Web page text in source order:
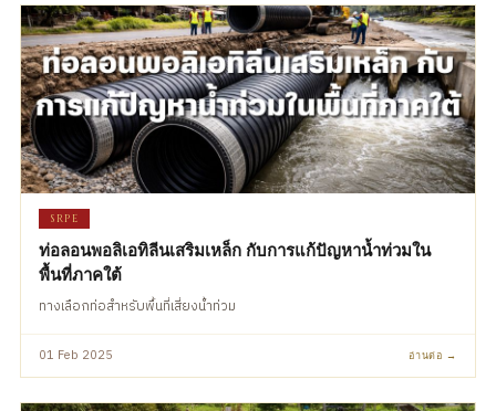
SRPE
ท่อลอนพอลิเอทิลีนเสริมเหล็ก กับการแก้ปัญหาน้ำท่วมใน
พื้นที่ภาคใต้
ทางเลือกท่อสำหรับพื้นที่เสี่ยงน้ำท่วม
01 Feb 2025 อ่านต่อ →